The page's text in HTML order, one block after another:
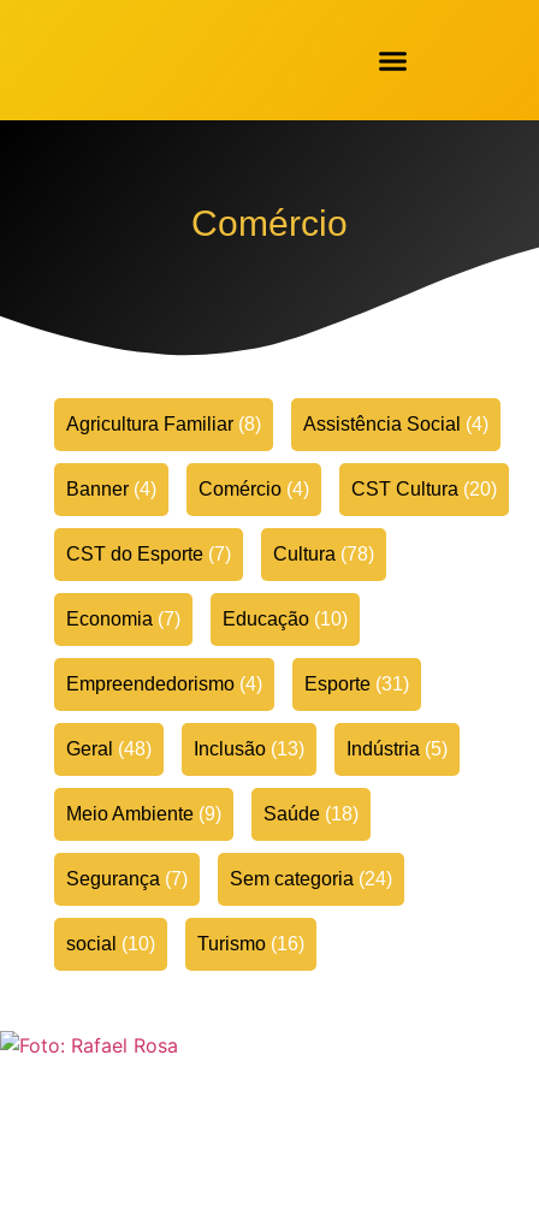
Comércio
Agricultura Familiar (8) Assistência Social (4)
Banner (4) Comércio (4) CST Cultura (20)
CST do Esporte (7) Cultura (78)
Economia (7) Educação (10)
Empreendedorismo (4) Esporte (31)
Geral (48) Inclusão (13) Indústria (5)
Meio Ambiente (9) Saúde (18)
Segurança (7) Sem categoria (24)
social (10) Turismo (16)